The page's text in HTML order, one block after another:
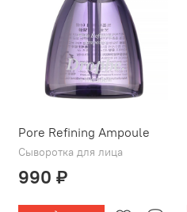
Pore Refining Ampoule
Сыворотка для лица
990 ₽